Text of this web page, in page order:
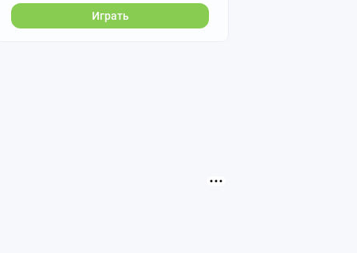
Играть